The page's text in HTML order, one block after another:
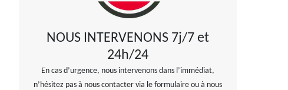
NOUS INTERVENONS 7j/7 et
24h/24
En cas d’urgence, nous intervenons dans l’immédiat,
n’hésitez pas à nous contacter via le formulaire ou à nous